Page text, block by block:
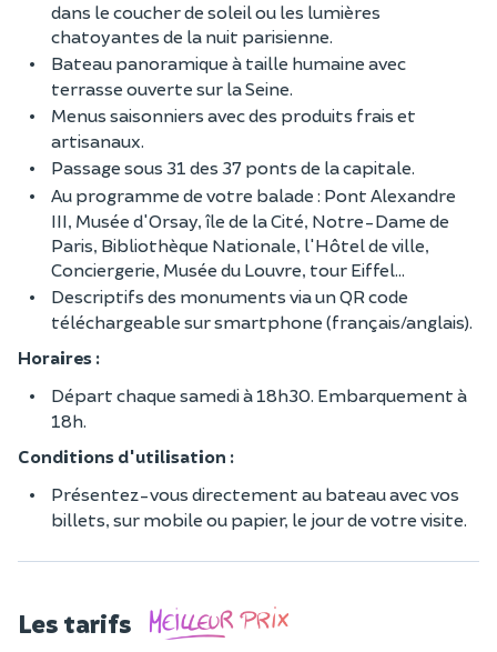
dans le coucher de soleil ou les lumières
chatoyantes de la nuit parisienne.
Bateau panoramique à taille humaine avec
terrasse ouverte sur la Seine.
Menus saisonniers avec des produits frais et
artisanaux.
Passage sous 31 des 37 ponts de la capitale.
Au programme de votre balade : Pont Alexandre
III, Musée d'Orsay, île de la Cité, Notre-Dame de
Paris, Bibliothèque Nationale, l'Hôtel de ville,
Conciergerie, Musée du Louvre, tour Eiffel...
Descriptifs des monuments via un QR code
téléchargeable sur smartphone (français/anglais).
Horaires :
Départ chaque samedi à 18h30. Embarquement à
18h.
Conditions d'utilisation :
Présentez-vous directement au bateau avec vos
billets, sur mobile ou papier, le jour de votre visite.
Les tarifs